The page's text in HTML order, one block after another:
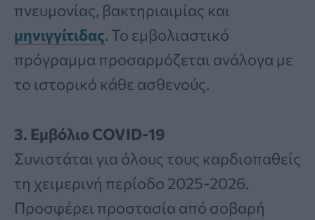
πνευμονίας, βακτηριαιμίας και
μηνιγγίτιδας. Το εμβολιαστικό
πρόγραμμα προσαρμόζεται ανάλογα με
το ιστορικό κάθε ασθενούς.
3. Εμβόλιο COVID-19
Συνιστάται για όλους τους καρδιοπαθείς
τη χειμερινή περίοδο 2025-2026.
Προσφέρει προστασία από σοβαρή